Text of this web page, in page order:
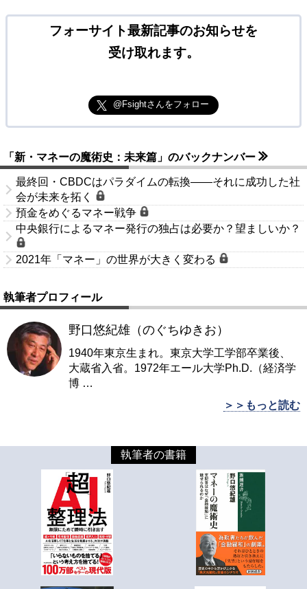
フォーサイト最新記事のお知らせを
受け取れます。
@Fsightさんをフォロー
「新・マネーの魔術史：未来篇」のバックナンバー
最終回・CBDCはパラダイムの転換――それに成功した社
会が未来を拓く
預金をめぐるマネー戦争
中央銀行によるマネー発行の独占は必要か？望ましいか？
2021年「マネー」の世界が大きく変わる
執筆者プロフィール
野口悠紀雄（のぐちゆきお）
1940年東京生まれ。東京大学工学部卒業後、
大蔵省入省。1972年エール大学Ph.D.（経済学
博 …
＞＞もっと読む
執筆者の書籍